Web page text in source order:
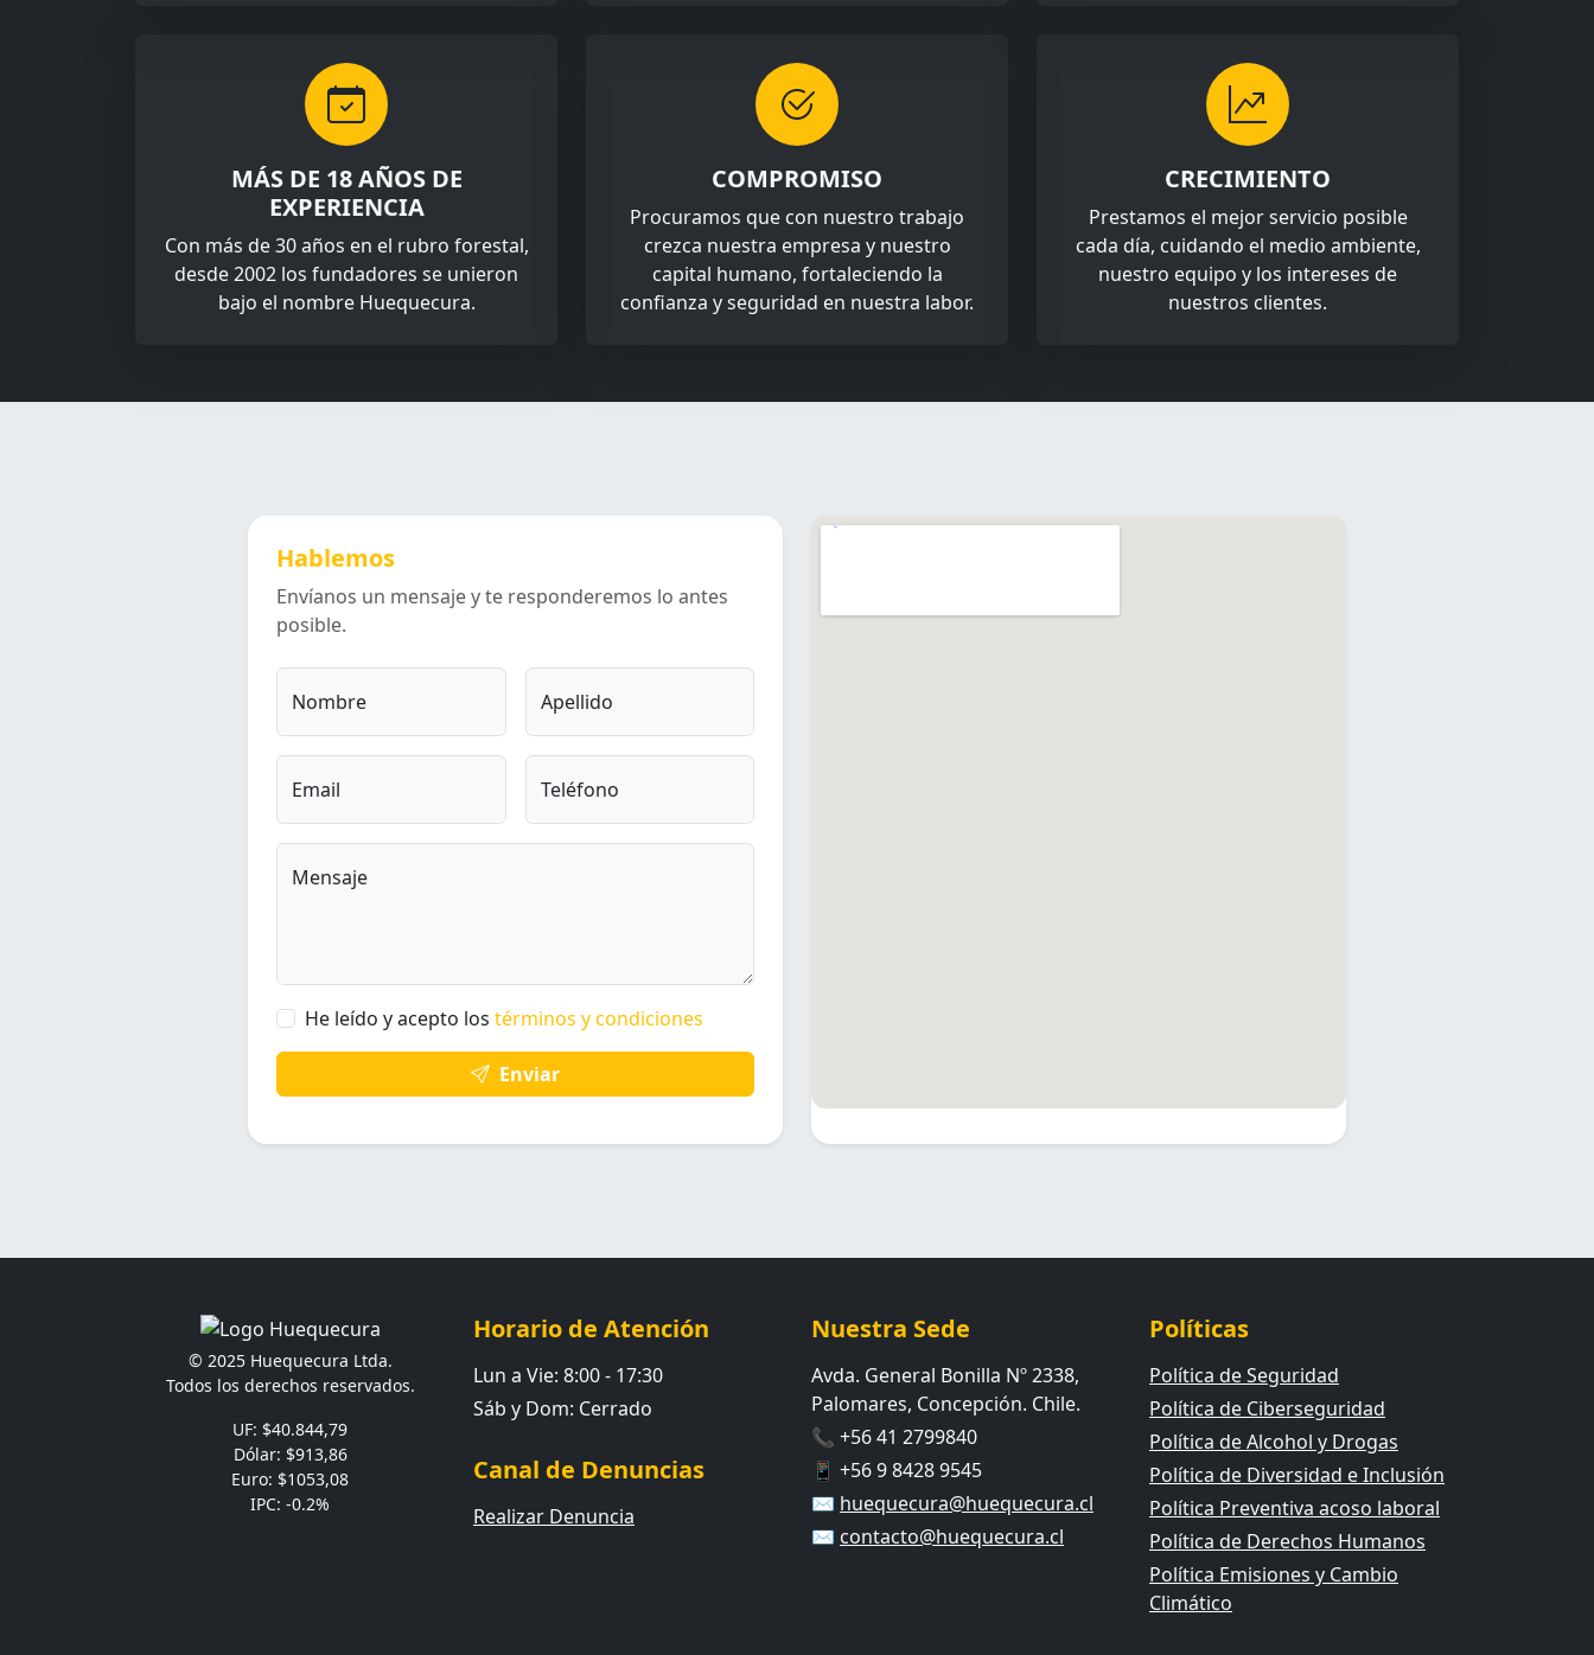
MÁS DE 18 AÑOS DE
EXPERIENCIA
Con más de 30 años en el rubro forestal,
desde 2002 los fundadores se unieron
bajo el nombre Huequecura.
COMPROMISO
Procuramos que con nuestro trabajo
crezca nuestra empresa y nuestro
capital humano, fortaleciendo la
confianza y seguridad en nuestra labor.
CRECIMIENTO
Prestamos el mejor servicio posible
cada día, cuidando el medio ambiente,
nuestro equipo y los intereses de
nuestros clientes.
Hablemos
Envíanos un mensaje y te responderemos lo antes
posible.
Nombre Apellido
Email Teléfono
Mensaje
He leído y acepto los términos y condiciones
Enviar
© 2025 Huequecura Ltda.
Todos los derechos reservados.
UF: $40.844,79
Dólar: $913,86
Euro: $1053,08
IPC: -0.2%
Horario de Atención
Lun a Vie: 8:00 - 17:30
Sáb y Dom: Cerrado
Canal de Denuncias
Realizar Denuncia
Nuestra Sede
Avda. General Bonilla Nº 2338,
Palomares, Concepción. Chile.
📞 +56 41 2799840
📱 +56 9 8428 9545
✉️ huequecura@huequecura.cl
✉️ contacto@huequecura.cl
Políticas
Política de Seguridad
Política de Ciberseguridad
Política de Alcohol y Drogas
Política de Diversidad e Inclusión
Política Preventiva acoso laboral
Política de Derechos Humanos
Política Emisiones y Cambio
Climático